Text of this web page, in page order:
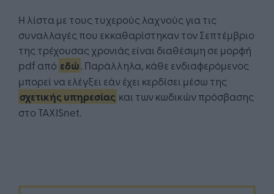
Η λίστα με τους τυχερούς λαχνούς για τις
συναλλαγές που εκκαθαρίστηκαν τον Σεπτέμβριο
της τρέχουσας χρονιάς είναι διαθέσιμη σε μορφή
pdf από εδώ. Παράλληλα, κάθε ενδιαφερόμενος
μπορεί να ελέγξει εάν έχει κερδίσει μέσω της
σχετικής υπηρεσίας και των κωδικών πρόσβασης
στο TAXISnet.